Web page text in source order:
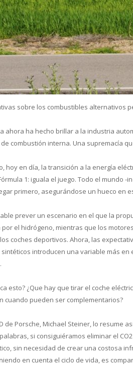
sobre los combustibles alternativos
ahora ha hecho brillar a la industria
combustión interna. Una supremacía
hoy en día, la transición a la energía
1: iguala el juego. Todo el mundo
primero, asegurándose un hueco en
prever un escenario en el que la
el hidrógeno, mientras que los
coches deportivos. Ahora, las
sintéticos introducen una variable más
esto? ¿Que hay que tirar el coche
cuando pueden ser complementarios?
de Porsche, Michael Steiner, lo resume
si consiguiéramos eliminar el
sin necesidad de crear una costosa
en cuenta el ciclo de vida, es